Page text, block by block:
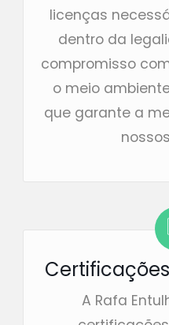
licenças
dentro da
compromisso
o meio
que garante a
A Rafa